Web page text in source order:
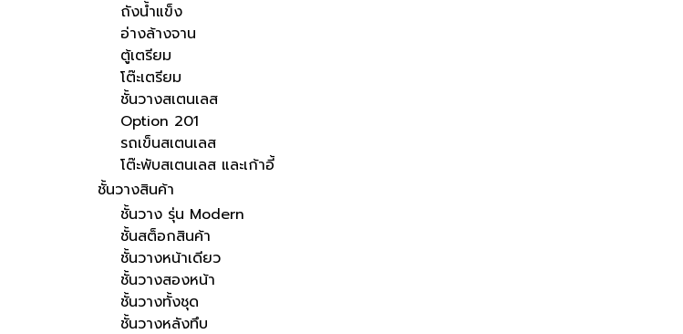
ถังน้ำแข็ง
อ่างล้างจาน
ตู้เตรียม
โต๊ะเตรียม
ชั้นวางสเตนเลส
Option 201
รถเข็นสเตนเลส
โต๊ะพับสเตนเลส และเก้าอี้
ชั้นวางสินค้า
ชั้นวาง รุ่น Modern
ชั้นสต็อกสินค้า
ชั้นวางหน้าเดียว
ชั้นวางสองหน้า
ชั้นวางทั้งชุด
ชั้นวางหลังทึบ